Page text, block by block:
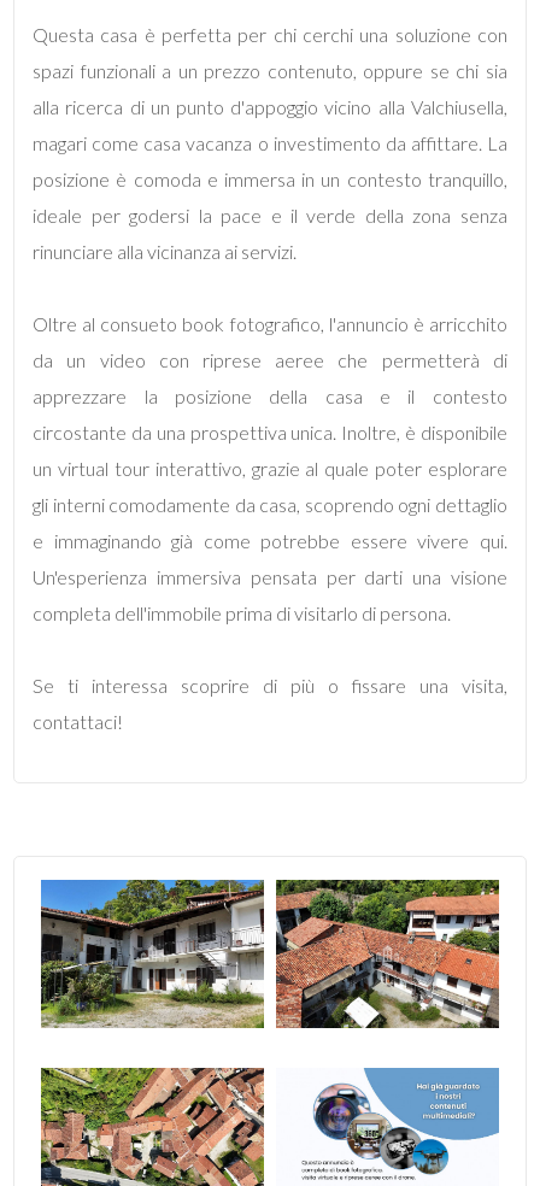
Questa casa è perfetta per chi cerchi una soluzione con
spazi funzionali a un prezzo contenuto, oppure se chi sia
alla ricerca di un punto d'appoggio vicino alla Valchiusella,
magari come casa vacanza o investimento da affittare. La
posizione è comoda e immersa in un contesto tranquillo,
ideale per godersi la pace e il verde della zona senza
rinunciare alla vicinanza ai servizi.
Oltre al consueto book fotografico, l'annuncio è arricchito
da un video con riprese aeree che permetterà di
apprezzare la posizione della casa e il contesto
circostante da una prospettiva unica. Inoltre, è disponibile
un virtual tour interattivo, grazie al quale poter esplorare
gli interni comodamente da casa, scoprendo ogni dettaglio
e immaginando già come potrebbe essere vivere qui.
Un'esperienza immersiva pensata per darti una visione
completa dell'immobile prima di visitarlo di persona.
Se ti interessa scoprire di più o fissare una visita,
contattaci!
2
Bagni
minimi
2
Camere
minime
Qualsiasi
1